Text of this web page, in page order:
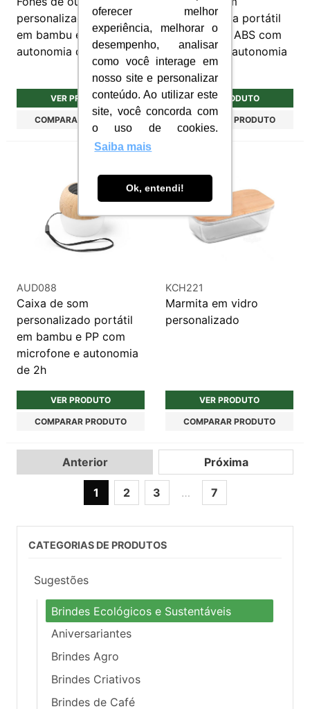
oferecer melhor
experiência, melhorar o
desempenho, analisar
como você interage em
nosso site e personalizar
conteúdo. Ao utilizar este
site, você concorda com
o uso de cookies.
Saiba mais
Ok, entendi!
personalizado wireless
em bambu e ABS com
autonomia de 5h
VER PRODUTO
COMPARAR PRODUTO
personalizada portátil
em bambu e ABS com
microfone e autonomia
de 2h
VER PRODUTO
COMPARAR PRODUTO
AUD088
Caixa de som
personalizado portátil
em bambu e PP com
microfone e autonomia
de 2h
VER PRODUTO
COMPARAR PRODUTO
KCH221
Marmita em vidro
personalizado
VER PRODUTO
COMPARAR PRODUTO
Anterior Próxima
1 2 3 … 7
CATEGORIAS DE PRODUTOS
Sugestões
Brindes Ecológicos e Sustentáveis
Aniversariantes
Brindes Agro
Brindes Criativos
Brindes de Café